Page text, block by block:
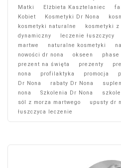
Matki
Elżbieta Kasztelaniec
Kobiet
Kosmetyki Dr Nona
kosmetyki naturalne
kosmetyki z
dynamiczny
leczenie łuszczycy
martwe
naturalne kosmetyki
nowości dr nona
okseen phase
prezent na święta
prezenty
nona
profilaktyka promocja
Dr Nona
rabaty Dr Nona
nona
Szkolenia Dr Nona
sól z morza martwego
upusty dr
łuszczyca leczenie